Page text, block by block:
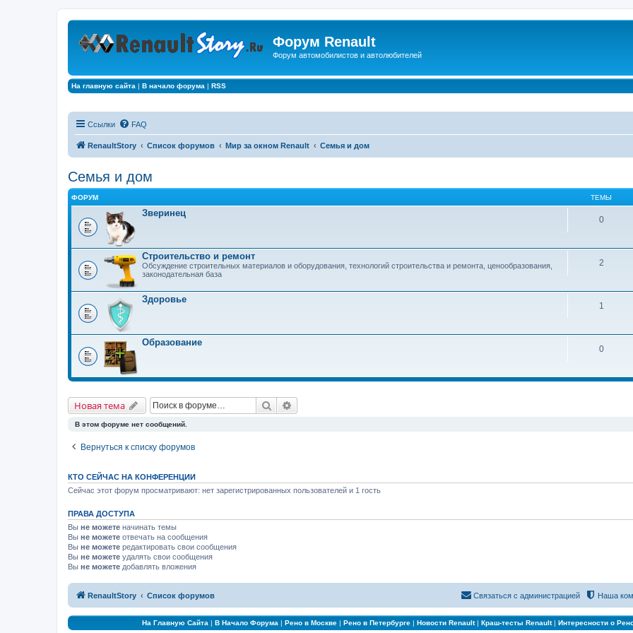
Форум Renault
Форум автомобилистов и автолюбителей
На главную сайта | В начало форума | RSS
Ссылки FAQ
RenaultStory Список форумов Мир за окном Renault Семья и дом
Семья и дом
ФОРУМ ТЕМЫ
Зверинец
0
Строительство и ремонт
Обсуждение строительных материалов и оборудования, технологий строительства и ремонта, ценообразования,
законодательная база
2
Здоровье
1
Образование
0
Новая тема Поиск
В этом форуме нет сообщений.
Вернуться к списку форумов
КТО СЕЙЧАС НА КОНФЕРЕНЦИИ
Сейчас этот форум просматривают: нет зарегистрированных пользователей и 1 гость
ПРАВА ДОСТУПА
Вы не можете начинать темы
Вы не можете отвечать на сообщения
Вы не можете редактировать свои сообщения
Вы не можете удалять свои сообщения
Вы не можете добавлять вложения
RenaultStory Список форумов Наша
Связаться с администрацией
На Главную Сайта | В Начало Форума | Рено в Москве| Рено в Петербурге| Новости Renault| Краш-тесты Renault| Интересности о